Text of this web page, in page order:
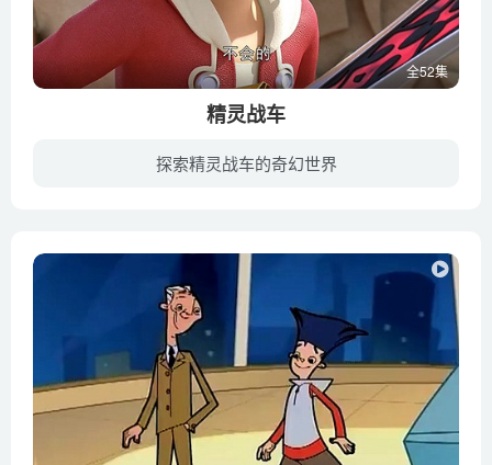
全52集
精灵战车
探索精灵战车的奇幻世界